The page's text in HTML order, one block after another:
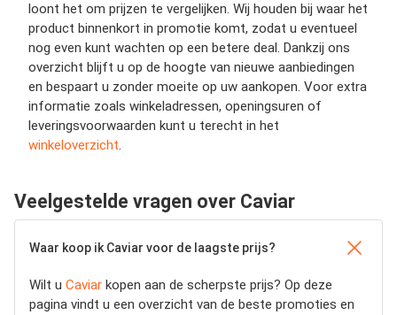
loont het om prijzen te vergelijken. Wij houden bij waar het
product binnenkort in promotie komt, zodat u eventueel
nog even kunt wachten op een betere deal. Dankzij ons
overzicht blijft u op de hoogte van nieuwe aanbiedingen
en bespaart u zonder moeite op uw aankopen. Voor extra
informatie zoals winkeladressen, openingsuren of
leveringsvoorwaarden kunt u terecht in het
winkeloverzicht.
Veelgestelde vragen over Caviar
Waar koop ik Caviar voor de laagste prijs?
Wilt u Caviar kopen aan de scherpste prijs? Op deze
pagina vindt u een overzicht van de beste promoties en